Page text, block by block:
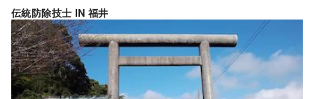
伝統防除技士 IN 福井